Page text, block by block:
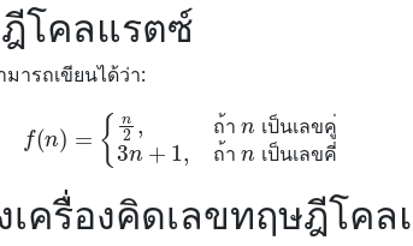
โคลแรตซ์
ารถเขียนได้ว่า:
ถ เป นเล ข ค
ถ เป นเล ข ค
เป็นเลขคู่ n+ ถ้า เป็นเลขคี่
เครื่องคิดเลขทฤษฎีโค